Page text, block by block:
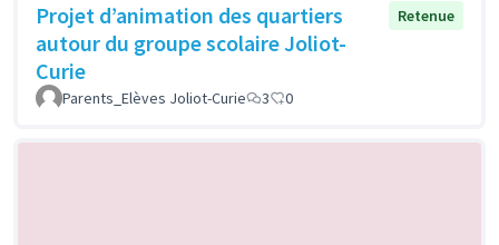
Projet d’animation des quartiers
autour du groupe scolaire Joliot-
Curie
Retenue
Parents_Elèves Joliot-Curie 3 0